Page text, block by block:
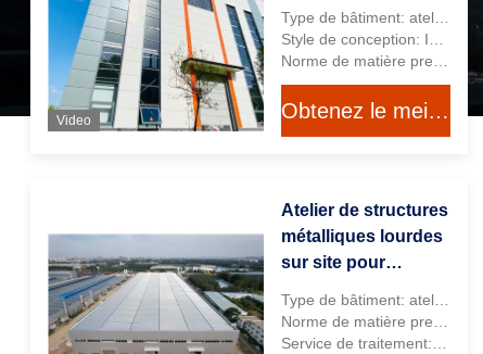
Video
corrosion, norme
américaine
Obtenez le meilleur prix
Atelier de structures
métalliques lourdes
sur site pour
préfabriqués ODM